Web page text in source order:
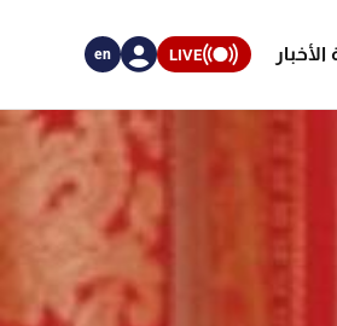
LIVE
en